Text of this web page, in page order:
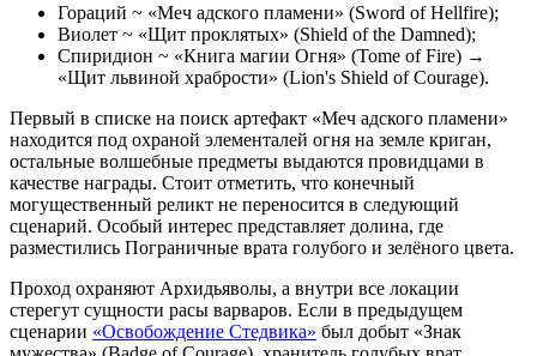
Гораций ~ «Меч адского пламени» (Sword of Hellfire);
Виолет ~ «Щит проклятых» (Shield of the Damned);
Спиридион ~ «Книга магии Огня» (Tome of Fire) →
«Щит львиной храбрости» (Lion's Shield of Courage).
Первый в списке на поиск артефакт «Меч адского пламени»
находится под охраной элементалей огня на земле криган,
остальные волшебные предметы выдаются провидцами в
качестве награды. Стоит отметить, что конечный
могущественный реликт не переносится в следующий
сценарий. Особый интерес представляет долина, где
разместились Пограничные врата голубого и зелёного цвета.
Проход охраняют Архидьяволы, а внутри все локации
стерегут сущности расы варваров. Если в предыдущем
сценарии «Освобождение Стедвика» был добыт «Знак